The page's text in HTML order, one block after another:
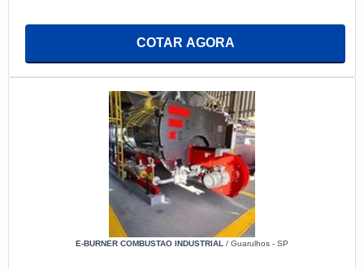
COTAR AGORA
E-BURNER COMBUSTAO INDUSTRIAL / Guarulhos - SP